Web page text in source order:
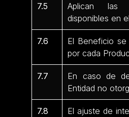
7.5
Aplican las
disponibles en
7.6
El Beneficio
por cada
7.7
En caso de
Entidad no
7.8
El ajuste de